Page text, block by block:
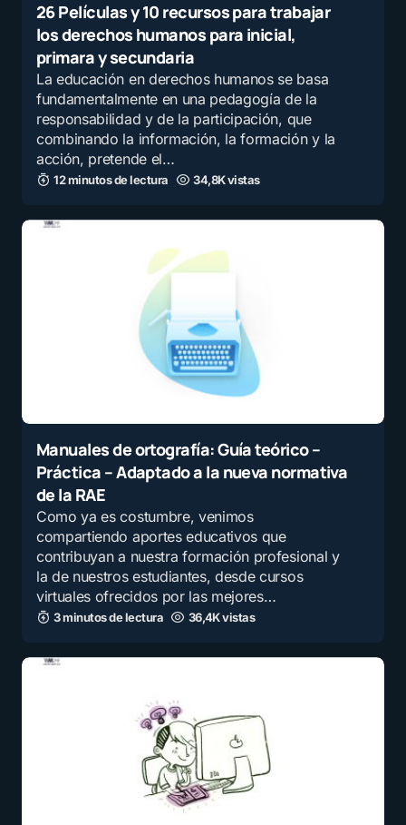
26 Películas y 10 recursos para trabajar
los derechos humanos para inicial,
primara y secundaria
La educación en derechos humanos se basa
fundamentalmente en una pedagogía de la
responsabilidad y de la participación, que
combinando la información, la formación y la
acción, pretende el…
12 minutos de lectura 34,8K vistas
Manuales de ortografía: Guía teórico –
Práctica – Adaptado a la nueva normativa
de la RAE
Como ya es costumbre, venimos
compartiendo aportes educativos que
contribuyan a nuestra formación profesional y
la de nuestros estudiantes, desde cursos
virtuales ofrecidos por las mejores…
3 minutos de lectura 36,4K vistas